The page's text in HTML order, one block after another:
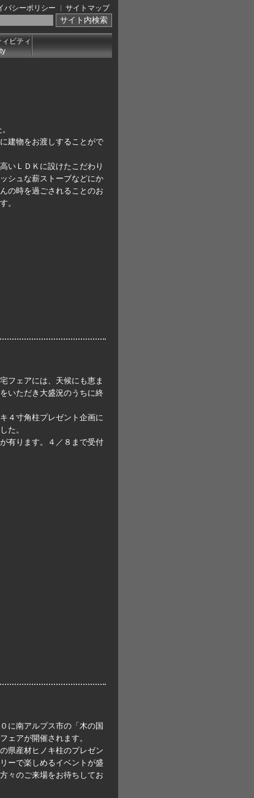
バシーポリシー サイトマップ
ビティ
建物をお渡しすることがで
いＬＤＫに設けたこだわり
シュな薪ストーブなどにか
の時を過ごされることのお
。
フェアには、天候にも恵ま
いただき大盛況のうちに終
４寸角柱プレゼント企画に
た。
有ります。４／８まで受付
に南アルプス市の「木の国
ェアが開催されます。
県産材ヒノキ柱のプレゼン
ーで楽しめるイベントが盛
々のご来場をお待ちしてお